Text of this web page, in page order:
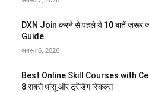
DXN Join करने से पहले ये 10 बातें ज़रूर
Guide
अगस्त 6, 2026
Best Online Skill Courses with
8 सबसे धांसू और ट्रेंडिंग स्किल्स